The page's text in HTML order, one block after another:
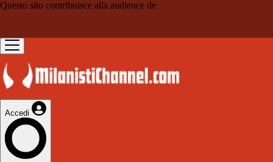
Questo sito contribuisce alla audience de
Accedi